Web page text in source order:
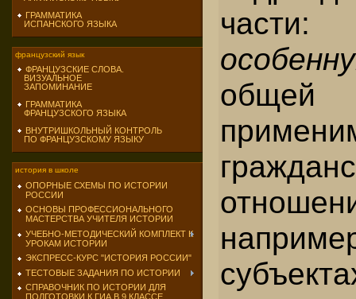
ГРАММАТИКА
ИСПАНСКОГО ЯЗЫКА
французский язык
ФРАНЦУЗСКИЕ СЛОВА.
ВИЗУАЛЬНОЕ
ЗАПОМИНАНИЕ
ГРАММАТИКА
ФРАНЦУЗСКОГО ЯЗЫКА
ВНУТРИШКОЛЬНЫЙ КОНТРОЛЬ
ПО ФРАНЦУЗСКОМУ ЯЗЫКУ
история в школе
ОПОРНЫЕ СХЕМЫ ПО ИСТОРИИ
РОССИИ
ОСНОВЫ ПРОФЕССИОНАЛЬНОГО
МАСТЕРСТВА УЧИТЕЛЯ ИСТОРИИ
УЧЕБНО-МЕТОДИЧЕСКИЙ КОМПЛЕКТ К
УРОКАМ ИСТОРИИ
ЭКСПРЕСС-КУРС "ИСТОРИЯ РОССИИ"
ТЕСТОВЫЕ ЗАДАНИЯ ПО ИСТОРИИ
СПРАВОЧНИК ПО ИСТОРИИ ДЛЯ
ПОЛГОТОВКИ К ГИА В 9 КЛАССЕ